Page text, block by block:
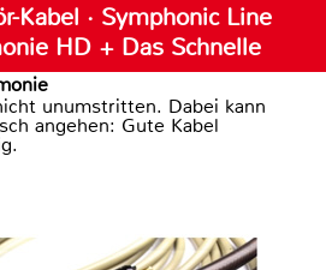
Kabel · Symphonic Line
HD + Das Schnelle
unumstritten. Dabei kann
angehen: Gute Kabel